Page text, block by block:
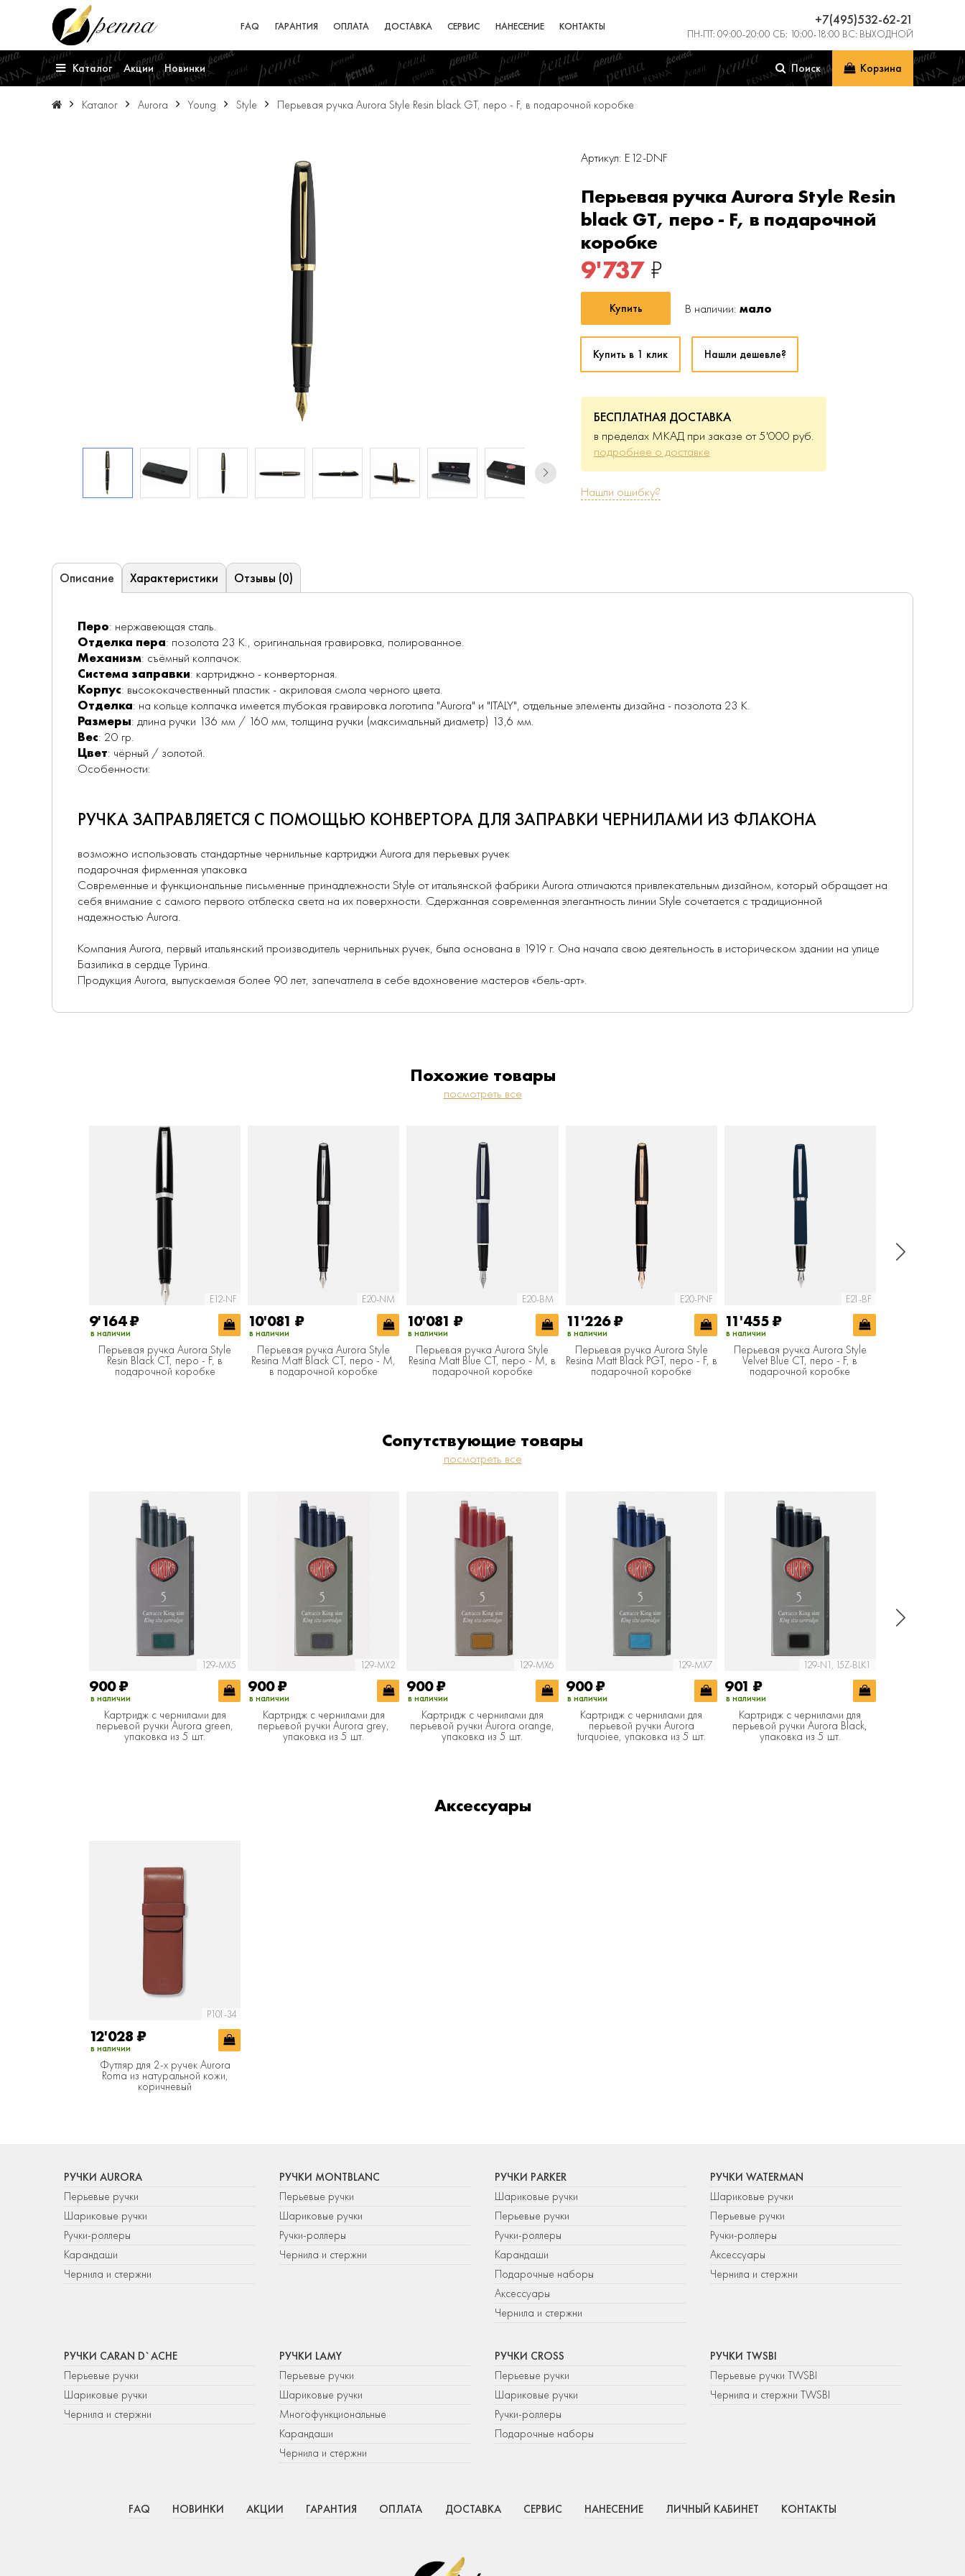
FAQ ГАРАНТИЯ ОПЛАТА ДОСТАВКА СЕРВИС НАНЕСЕНИЕ КОНТАКТЫ +7(495)532-62-21
ПН-ПТ: 09:00-20:00 СБ: 10:00-18:00 ВС: ВЫХОДНОЙ
Каталог Акции Новинки Поиск Корзина
Каталог Aurora Young Style Перьевая ручка Aurora Style Resin black GT, перо - F, в подарочной коробке
Артикул: E12-DNF
Перьевая ручка Aurora Style Resin
black GT, перо - F, в подарочной
коробке
9'737 ₽
Купить В наличии:мало
Купить в 1 клик Нашли дешевле?
БЕСПЛАТНАЯ ДОСТАВКА
в пределах МКАД при заказе от 5'000 руб.
подробнее о доставке
Нашли ошибку?
Описание Характеристики Отзывы (0)
Перо: нержавеющая сталь.
Отделка пера: позолота 23 К., оригинальная гравировка, полированное.
Механизм: съёмный колпачок.
Система заправки: картриджно - конверторная.
Корпус: высококачественный пластик - акриловая смола черного цвета.
Отделка: на кольце колпачка имеется глубокая гравировка логотипа "Aurora" и "ITALY", отдельные элементы дизайна - позолота 23 К.
Размеры: длина ручки 136 мм / 160 мм, толщина ручки (максимальный диаметр) 13,6 мм.
Вес: 20 гр.
Цвет: чёрный / золотой.
Особенности:
РУЧКА ЗАПРАВЛЯЕТСЯ С ПОМОЩЬЮ КОНВЕРТОРА ДЛЯ ЗАПРАВКИ ЧЕРНИЛАМИ ИЗ ФЛАКОНА
возможно использовать стандартные чернильные картриджи Aurora для перьевых ручек
подарочная фирменная упаковка
Современные и функциональные письменные принадлежности Style от итальянской фабрики Aurora отличаются привлекательным дизайном, который обращает на
себя внимание с самого первого отблеска света на их поверхности. Сдержанная современная элегантность линии Style сочетается с традиционной
надежностью Aurora.
Компания Aurora, первый итальянский производитель чернильных ручек, была основана в 1919 г. Она начала свою деятельность в историческом здании на улице
Базилика в сердце Турина.
Продукция Aurora, выпускаемая более 90 лет, запечатлела в себе вдохновение мастеров «бель-арт».
Похожие товары
посмотреть все
E12-NF
9'164₽
в наличии
Перьевая ручка Aurora Style
Resin Black CT, перо - F, в
подарочной коробке
E20-NM
10'081₽
в наличии
Перьевая ручка Aurora Style
Resina Matt Black CT, перо - M,
в подарочной коробке
E20-BM
10'081₽
в наличии
Перьевая ручка Aurora Style
Resina Matt Blue CT, перо - M, в
подарочной коробке
E20-PNF
11'226₽
в наличии
Перьевая ручка Aurora Style
Resina Matt Black PGT, перо - F, в
подарочной коробке
E21-BF
11'455₽
в наличии
Перьевая ручка Aurora Style
Velvet Blue CT, перо - F, в
подарочной коробке
Сопутствующие товары
посмотреть все
129-MX5
900₽
в наличии
Картридж с чернилами для
перьевой ручки Aurora green,
упаковка из 5 шт.
129-MX2
900₽
в наличии
Картридж с чернилами для
перьевой ручки Aurora grey,
упаковка из 5 шт.
129-MX6
900₽
в наличии
Картридж с чернилами для
перьевой ручки Aurora orange,
упаковка из 5 шт.
129-MX7
900₽
в наличии
Картридж с чернилами для
перьевой ручки Aurora
turquoiee, упаковка из 5 шт.
129-N1, 15Z-BLK1
901 ₽
в наличии
Картридж с чернилами для
перьевой ручки Aurora Black,
упаковка из 5 шт.
Аксессуары
P101-34
12'028 ₽
в наличии
Футляр для 2-х ручек Aurora
Roma из натуральной кожи,
коричневый
РУЧКИ AURORA
Перьевые ручки
Шариковые ручки
Ручки-роллеры
Карандаши
Чернила и стержни
РУЧКИ MONTBLANC
Перьевые ручки
Шариковые ручки
Ручки-роллеры
Чернила и стержни
РУЧКИ PARKER
Шариковые ручки
Перьевые ручки
Ручки-роллеры
Карандаши
Подарочные наборы
Аксессуары
Чернила и стержни
РУЧКИ WATERMAN
Шариковые ручки
Перьевые ручки
Ручки-роллеры
Аксессуары
Чернила и стержни
РУЧКИ CARAN D`ACHE
Перьевые ручки
Шариковые ручки
Чернила и стержни
РУЧКИ LAMY
Перьевые ручки
Шариковые ручки
Многофункциональные
Карандаши
Чернила и стержни
РУЧКИ CROSS
Перьевые ручки
Шариковые ручки
Ручки-роллеры
Подарочные наборы
РУЧКИ TWSBI
Перьевые ручки TWSBI
Чернила и стержни TWSBI
FAQ НОВИНКИ АКЦИИ ГАРАНТИЯ ОПЛАТА ДОСТАВКА СЕРВИС НАНЕСЕНИЕ ЛИЧНЫЙ КАБИНЕТ КОНТАКТЫ